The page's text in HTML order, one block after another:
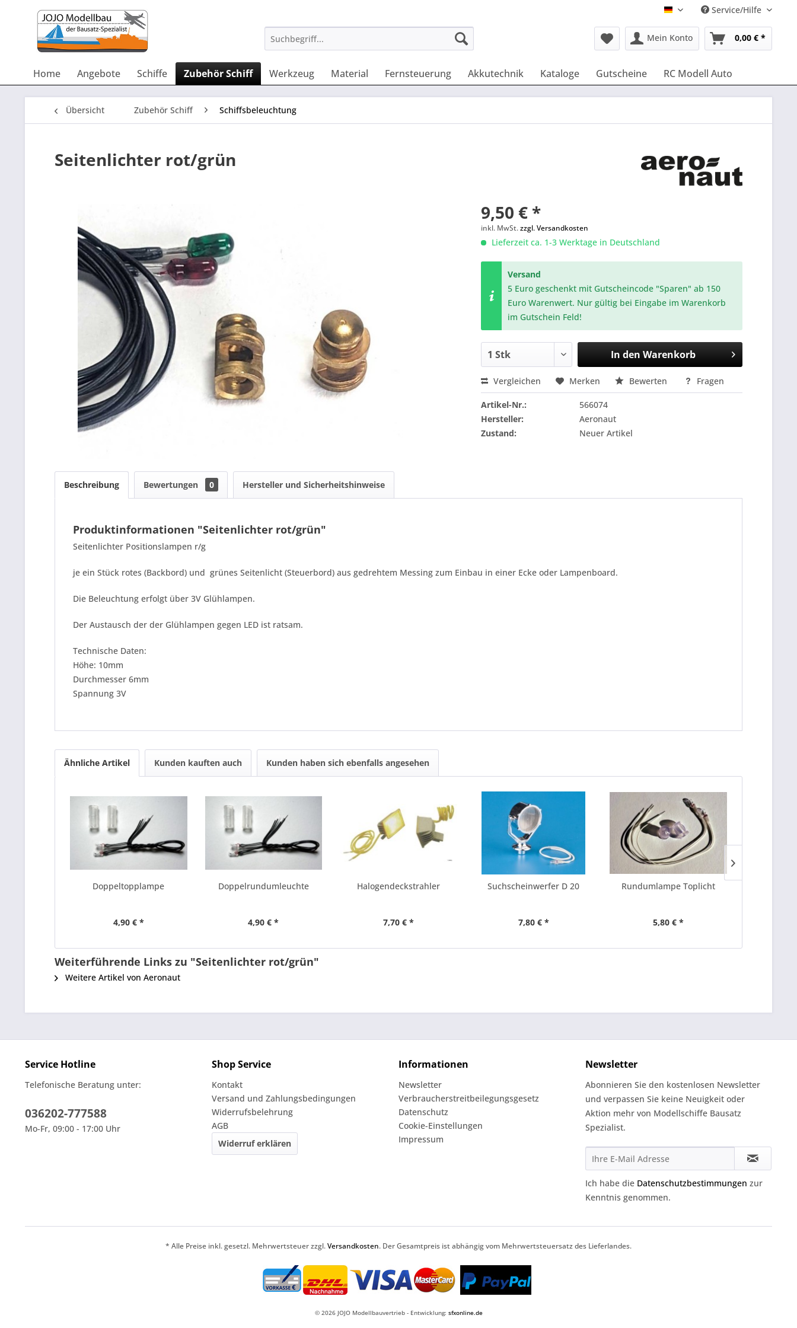
Deutsch Service/Hilfe
Mein Konto 0,00 € *
Home Angebote Schiffe Zubehör Schiff Werkzeug Material Fernsteuerung Akkutechnik Kataloge Gutscheine RC Modell Auto
Übersicht Zubehör Schiff Schiffsbeleuchtung
Seitenlichter rot/grün
9,50 € *
inkl. MwSt.zzgl. Versandkosten
Lieferzeit ca. 1-3 Werktage in Deutschland
Versand
5 Euro geschenkt mit Gutscheincode "Sparen" ab 150
Euro Warenwert. Nur gültig bei Eingabe im Warenkorb
im Gutschein Feld!
In den Warenkorb
Vergleichen Merken Bewerten Fragen
Artikel-Nr.:
566074
Hersteller:
Aeronaut
Zustand:
Neuer Artikel
Beschreibung Bewertungen 0 Hersteller und Sicherheitshinweise
Produktinformationen "Seitenlichter rot/grün"
Seitenlichter Positionslampen r/g
je ein Stück rotes (Backbord) und grünes Seitenlicht (Steuerbord) aus gedrehtem Messing zum Einbau in einer Ecke oder Lampenboard.
Die Beleuchtung erfolgt über 3V Glühlampen.
Der Austausch der der Glühlampen gegen LED ist ratsam.
Technische Daten:
Höhe: 10mm
Durchmesser 6mm
Spannung 3V
Ähnliche Artikel Kunden kauften auch Kunden haben sich ebenfalls angesehen
Doppeltopplampe
4,90 € *
Doppelrundumleuchte
4,90 € *
Halogendeckstrahler
7,70 € *
Suchscheinwerfer D 20
7,80 € *
Rundumlampe Toplicht
5,80 € *
Weiterführende Links zu "Seitenlichter rot/grün"
Weitere Artikel von Aeronaut
Service Hotline
Telefonische Beratung unter:
036202-777588
Mo-Fr, 09:00 - 17:00 Uhr
Shop Service
Kontakt
Versand und Zahlungsbedingungen
Widerrufsbelehrung
AGB
Widerruf erklären
Informationen
Newsletter
Verbraucherstreitbeilegungsgesetz
Datenschutz
Cookie-Einstellungen
Impressum
Newsletter
Abonnieren Sie den kostenlosen Newsletter
und verpassen Sie keine Neuigkeit oder
Aktion mehr von Modellschiffe Bausatz
Spezialist.
Ich habe die Datenschutzbestimmungen zur
Kenntnis genommen.
* Alle Preise inkl. gesetzl. Mehrwertsteuer zzgl.Versandkosten. Der Gesamtpreis ist abhängig vom Mehrwertsteuersatz des Lieferlandes.
© 2026 JOJO Modellbauvertrieb - Entwicklung: sfxonline.de